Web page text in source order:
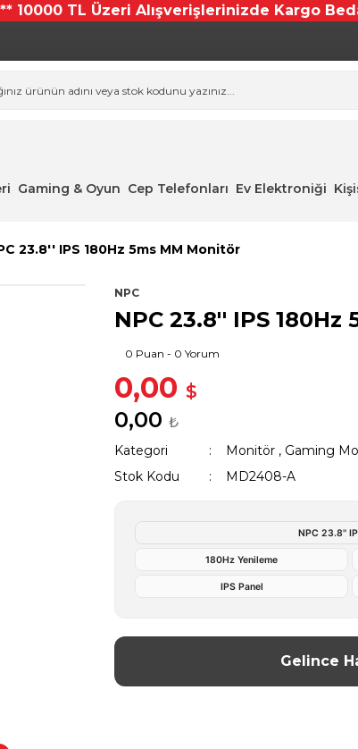
10000 TL Üzeri Alışverişlerinizde Kargo
Gaming & Oyun Cep Telefonları Ev Elektroniği
23.8'' IPS 180Hz 5ms MM Monitör
NPC
NPC 23.8'' IPS
0 Puan - 0 Yorum
0,00 $
0,00 ₺
Kategori Monitör , Gaming
Stok Kodu
MD2408-A
NPC 23.8''
180Hz Yenileme
IPS Panel
Gelince